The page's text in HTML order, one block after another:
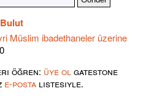
Müslim ibadethaneler üzerine
öğren: üye olgatestone
e-posta listesiyle.